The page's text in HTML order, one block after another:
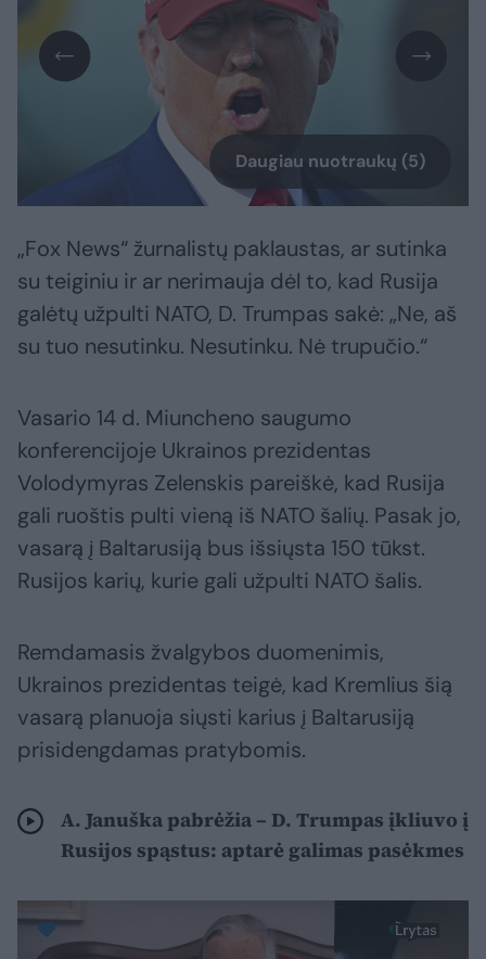
Daugiau nuotraukų (5)
„Fox News“ žurnalistų paklaustas, ar sutinka
su teiginiu ir ar nerimauja dėl to, kad Rusija
galėtų užpulti NATO, D. Trumpas sakė: „Ne, aš
su tuo nesutinku. Nesutinku. Nė trupučio.“
Vasario 14 d. Miuncheno saugumo
konferencijoje Ukrainos prezidentas
Volodymyras Zelenskis pareiškė, kad Rusija
gali ruoštis pulti vieną iš NATO šalių. Pasak jo,
vasarą į Baltarusiją bus išsiųsta 150 tūkst.
Rusijos karių, kurie gali užpulti NATO šalis.
Remdamasis žvalgybos duomenimis,
Ukrainos prezidentas teigė, kad Kremlius šią
vasarą planuoja siųsti karius į Baltarusiją
prisidengdamas pratybomis.
A. Januška pabrėžia – D. Trumpas įkliuvo į
Rusijos spąstus: aptarė galimas pasėkmes